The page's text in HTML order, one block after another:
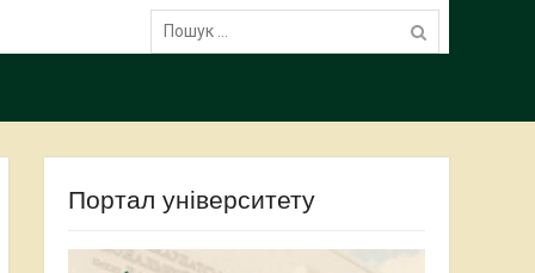
Пошук:
Портал університету